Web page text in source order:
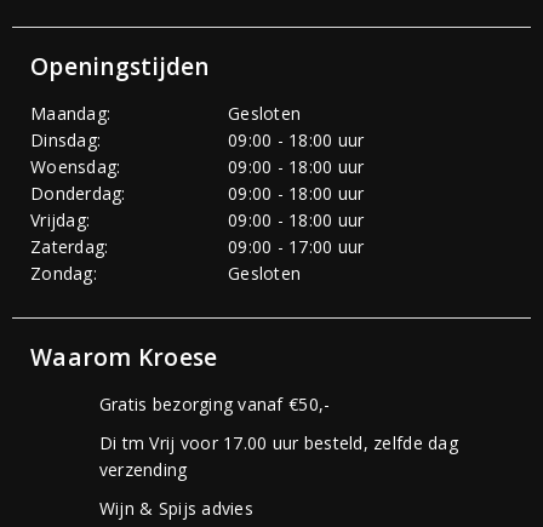
Openingstijden
Maandag:
Gesloten
Dinsdag:
09:00 - 18:00 uur
Woensdag:
09:00 - 18:00 uur
Donderdag:
09:00 - 18:00 uur
Vrijdag:
09:00 - 18:00 uur
Zaterdag:
09:00 - 17:00 uur
Zondag:
Gesloten
Waarom Kroese
Gratis bezorging vanaf €50,-
Di tm Vrij voor 17.00 uur besteld, zelfde dag
verzending
Wijn & Spijs advies